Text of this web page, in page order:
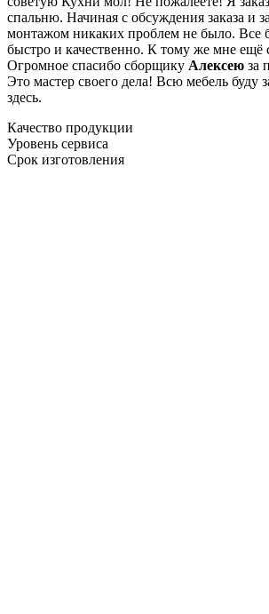
спальню. Начиная с обсуждения заказа и
монтажом никаких проблем не было. Все
быстро и качественно. К тому же мне ещё
Огромное спасибо сборщику Алексею за
Это мастер своего дела! Всю мебель буду
здесь.
Качество продукции
Уровень сервиса
Срок изготовления